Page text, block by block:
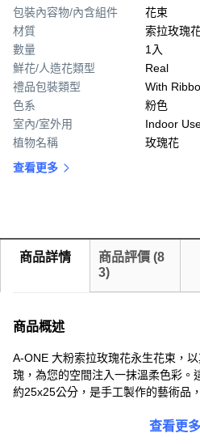
包裝內容物/內含組件
花束
材質
索拉玫瑰
數量
1入
鮮花/人造花類型
Real
禮品包裝類型
With
色系
粉色
室內/室外用
Indoor
植物名稱
玫瑰花
查看更多
商品詳情 商品評價 (8
3)
商品概述
A-ONE 大粉索拉玫瑰花永生花束，
瑰，為您的空間注入一抹溫柔色彩。
約25x25公分，是手工製作的藝術品
的特別禮物，這款永生花束都能傳達
查看更多